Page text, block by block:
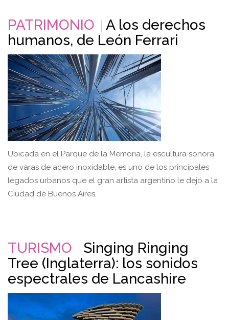
PATRIMONIO
A los derechos
humanos, de León Ferrari
Ubicada en el Parque de la Memoria, la escultura sonora
de varas de acero inoxidable, es uno de los principales
legados urbanos que el gran artista argentino le dejó a la
Ciudad de Buenos Aires.
TURISMO
Singing Ringing
Tree (Inglaterra): los sonidos
espectrales de Lancashire